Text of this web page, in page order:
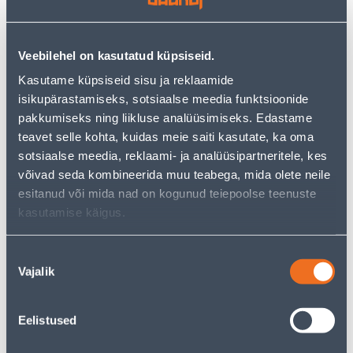
Veebilehel on kasutatud küpsiseid.
Kasutame küpsiseid sisu ja reklaamide
isikupärastamiseks, sotsiaalse meedia funktsioonide
pakkumiseks ning liikluse analüüsimiseks. Edastame
teavet selle kohta, kuidas meie saiti kasutate, ka oma
sotsiaalse meedia, reklaami- ja analüüsipartneritele, kes
võivad seda kombineerida muu teabega, mida olete neile
esitanud või mida nad on kogunud teiepoolse teenuste
kasutamise käigus.
valik
Vajalik
Eelistused
POLAARVALGE KÕRGLÄIGE
DIMMER VILMA LED QR
MUST
49.32 €
TIHEND LÜLITILE SIEMENS